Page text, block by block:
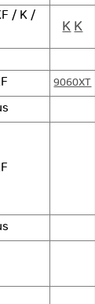
/ K /
K K
9060XT